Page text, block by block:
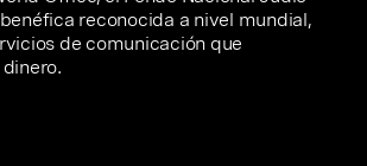
reconocida a nivel mundial,
de comunicación que